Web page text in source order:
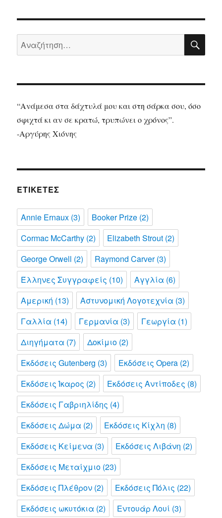
Αναζήτηση
για:
“Ανάμεσα στα δάχτυλά μου και στη σάρκα σου, όσο
σφιχτά κι αν σε κρατώ, τρυπώνει ο χρόνος”.
-Αργύρης Χιόνης
ΕΤΙΚΈΤΕΣ
Annie Ernaux (3) Booker Prize (2)
Cormac McCarthy (2) Elizabeth Strout (2)
George Orwell (2) Raymond Carver(3)
Έλληνες Συγγραφείς (10) Αγγλία (6)
Αμερική (13) Αστυνομική Λογοτεχνία (3)
Γαλλία (14) Γερμανία (3) Γεωργία (1)
Διηγήματα (7) Δοκίμιο (2)
Εκδόσεις Gutenberg (3) Εκδόσεις Opera (2)
Εκδόσεις Ίκαρος (2) Εκδόσεις Αντίποδες (8)
Εκδόσεις Γαβριηλίδης (4)
Εκδόσεις Δώμα (2) Εκδόσεις Κίχλη (8)
Εκδόσεις Κείμενα (3) Εκδόσεις Λιβάνη (2)
Εκδόσεις Μεταίχμιο (23)
Εκδόσεις Πλέθρον (2) Εκδόσεις Πόλις (22)
Εκδόσεις ωκυτόκια (2) Εντουάρ Λουί (3)